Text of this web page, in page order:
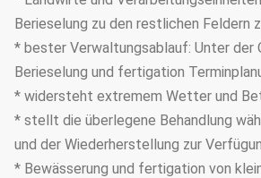
Berieselung zu den restlichen Feldern
* bester Verwaltungsablauf: Unter der
Berieselung und fertigation
* widersteht extremem Wetter und
* stellt die überlegene Behandlung
und der Wiederherstellung zur
* Bewässerung und fertigation von